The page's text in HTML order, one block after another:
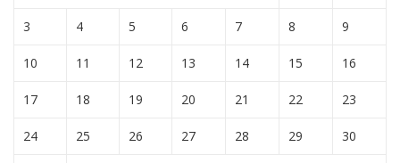
3 4 5 6 7 8 9
10 11 12 13 14 15 16
17 18 19 20 21 22 23
24 25 26 27 28 29 30